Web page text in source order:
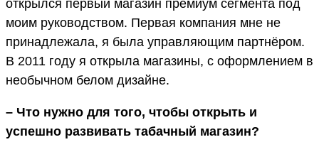
открылся первый магазин премиум сегмента под
моим руководством. Первая компания мне не
принадлежала, я была управляющим партнёром.
В 2011 году я открыла магазины, с оформлением в
необычном белом дизайне.
– Что нужно для того, чтобы открыть и
успешно развивать табачный магазин?